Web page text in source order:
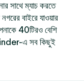
সাথে ম্যাচ করতে
বাইরে যাওয়ার
40টিরও বেশি
এ সব কিছুই